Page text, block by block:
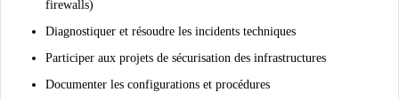
firewalls)
Diagnostiquer et résoudre les incidents techniques
Participer aux projets de sécurisation des infrastructures
Documenter les configurations et procédures